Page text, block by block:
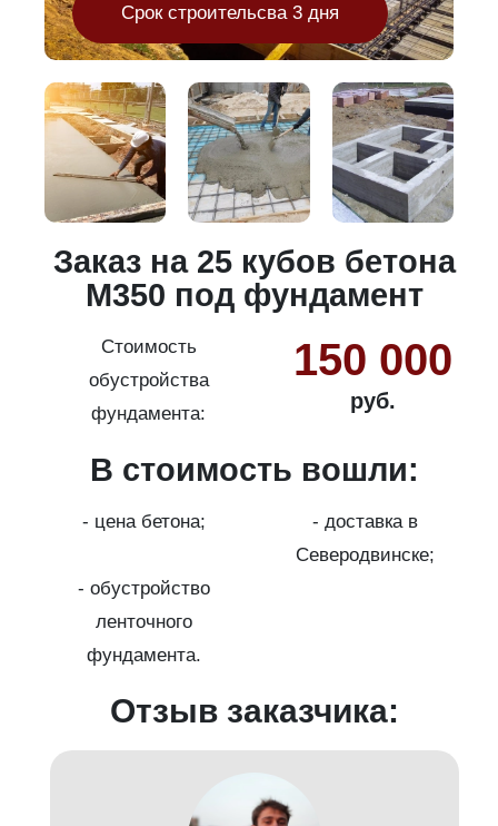
Срок строительсва 3 дня
Заказ на 25 кубов бетона
М350 под фундамент
Стоимость
обустройства
фундамента:
150 000
руб.
В стоимость вошли:
- цена бетона;
- доставка в
Северодвинске;
- обустройство
ленточного
фундамента.
Отзыв заказчика: